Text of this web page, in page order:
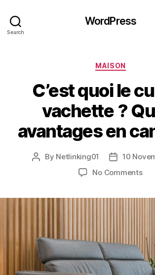
Search
WordPress
Categories
MAISON
C’est quoi le
vachette ?
avantages en
Post
By Netlinking01
Post
10
No Commentson
en